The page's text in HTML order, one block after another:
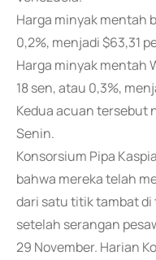
Harga minyak mentah
0,2%, menjadi $63,31
Harga minyak mentah
18 sen, atau 0,3%,
Kedua acuan tersebut
Senin.
Konsorsium Pipa
bahwa mereka telah
dari satu titik tambat
setelah serangan
29 November. Harian